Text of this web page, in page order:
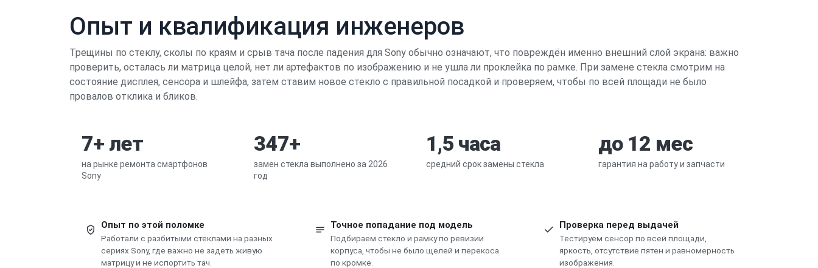
Опыт и квалификация инженеров
Трещины по стеклу, сколы по краям и срыв тача после падения для Sony обычно означают, что повреждён именно внешний слой экрана: важно
проверить, осталась ли матрица целой, нет ли артефактов по изображению и не ушла ли проклейка по рамке. При замене стекла смотрим на
состояние дисплея, сенсора и шлейфа, затем ставим новое стекло с правильной посадкой и проверяем, чтобы по всей площади не было
провалов отклика и бликов.
7+ лет
на рынке ремонта смартфонов
Sony
347+
замен стекла выполнено за 2026
год
1,5 часа
средний срок замены стекла
до 12 мес
гарантия на работу и запчасти
Опыт по этой поломке
Работали с разбитыми стеклами на разных
сериях Sony, где важно не задеть живую
матрицу и не испортить тач.
Точное попадание под модель
Подбираем стекло и рамку по ревизии
корпуса, чтобы не было щелей и перекоса
по кромке.
Проверка перед выдачей
Тестируем сенсор по всей площади,
яркость, отсутствие пятен и равномерность
изображения.